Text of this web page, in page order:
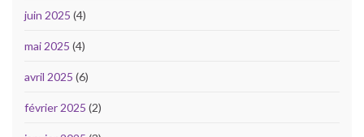
juin 2025 (4)
mai 2025 (4)
avril 2025 (6)
février 2025 (2)